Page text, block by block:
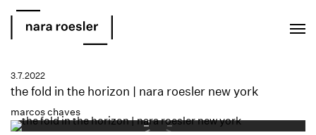
3.7.2022
the fold in the horizon | nara roesler new york
marcos chaves